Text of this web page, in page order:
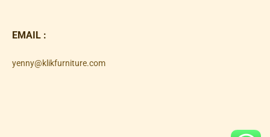
EMAIL :
yenny@klikfurniture.com